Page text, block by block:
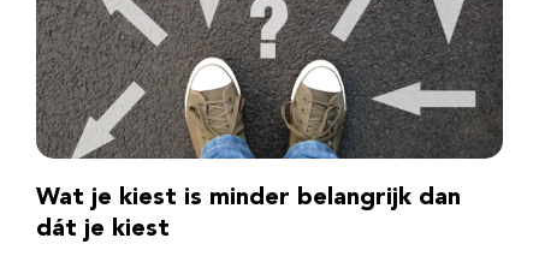
Wat je kiest is minder belangrijk dan
dát je kiest